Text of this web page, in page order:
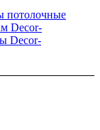
потолочные
Decor-
Decor-